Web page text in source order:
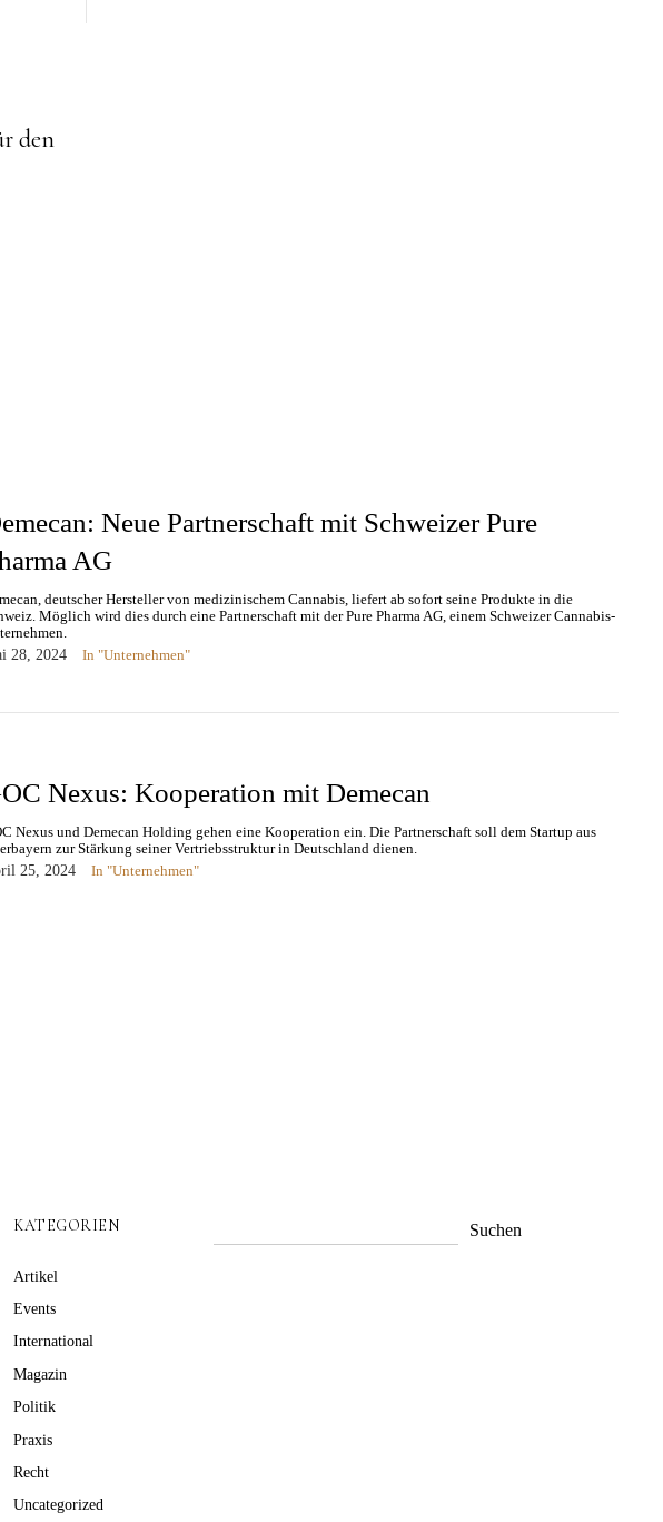
den
Neue Partnerschaft mit Schweizer Pure
AG
deutscher Hersteller von medizinischem Cannabis, liefert ab sofort seine Produkte in die
Möglich wird dies durch eine Partnerschaft mit der Pure Pharma AG, einem Schweizer Cannabis-
28, 2024
In "Unternehmen"
Nexus: Kooperation mit Demecan
Nexus und Demecan Holding gehen eine Kooperation ein. Die Partnerschaft soll dem Startup aus
zur Stärkung seiner Vertriebsstruktur in Deutschland dienen.
25, 2024
In "Unternehmen"
KATEGORIEN
Artikel
Events
International
Magazin
Politik
Praxis
Recht
Uncategorized
Suchen